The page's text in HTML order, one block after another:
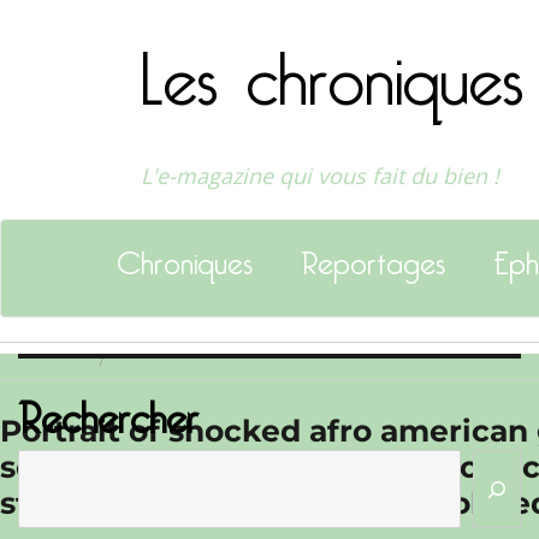
Les
L'e-magazine qui vous fait du bien !
Chroniques Reportages
Image précédente Image suivante
Portrait of shocked afro
social network account get
stylish fashionable clothes
Rechercher